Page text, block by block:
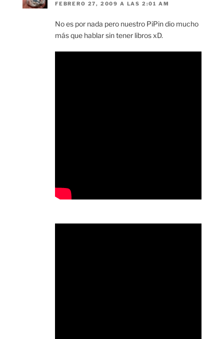
FEBRERO 27, 2009 A LAS 2:01 AM
No es por nada pero nuestro PiPin dio mucho
más que hablar sin tener libros xD.